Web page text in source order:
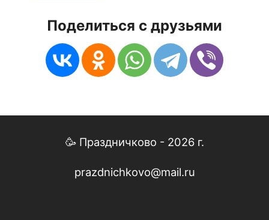
Поделиться с друзьями
🥳 Праздничково - 2026 г.
prazdnichkovo@mail.ru